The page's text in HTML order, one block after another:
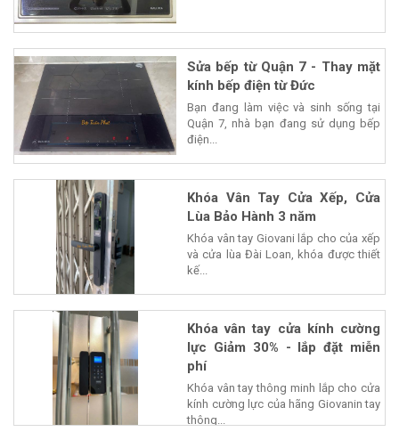
Sửa bếp từ Quận 7 - Thay mặt
kính bếp điện từ Đức
Bạn đang làm việc và sinh sống tại
Quận 7, nhà bạn đang sử dụng bếp
điện...
Khóa Vân Tay Cửa Xếp, Cửa
Lùa Bảo Hành 3 năm
Khóa vân tay Giovani lắp cho của xếp
và cửa lùa Đài Loan, khóa được thiết
kế...
Khóa vân tay cửa kính cường
lực Giảm 30% - lắp đặt miễn
phí
Khóa vân tay thông minh lắp cho cửa
kính cường lực của hãng Giovanin tay
thông...